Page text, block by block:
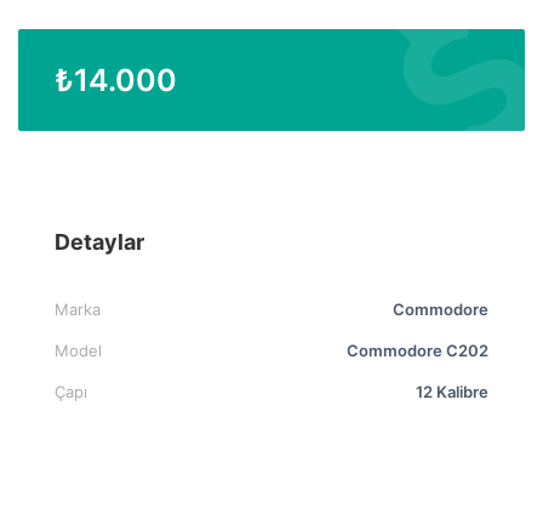
₺14.000
Detaylar
Marka Commodore
Model Commodore C202
Çapı 12 Kalibre